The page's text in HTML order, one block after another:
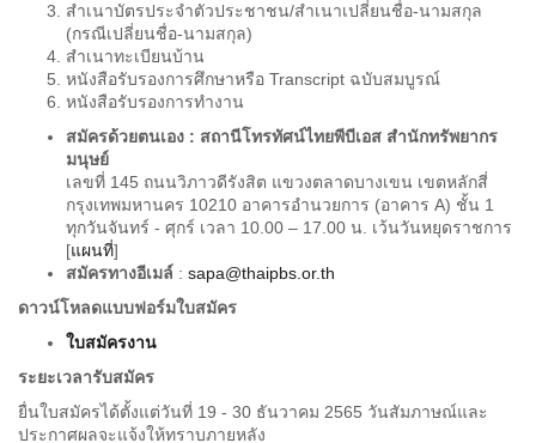
สำเนาบัตรประจำตัวประชาชน/สำเนาเปลี่ยนชื่อ-นามสกุล
(กรณีเปลี่ยนชื่อ-นามสกุล)
สำเนาทะเบียนบ้าน
หนังสือรับรองการศึกษาหรือ Transcript ฉบับสมบูรณ์
หนังสือรับรองการทำงาน
สมัครด้วยตนเอง : สถานีโทรทัศน์ไทยพีบีเอส สำนักทรัพยากร
มนุษย์
เลขที่ 145 ถนนวิภาวดีรังสิต แขวงตลาดบางเขน เขตหลักสี่
กรุงเทพมหานคร 10210 อาคารอำนวยการ (อาคาร A) ชั้น 1
ทุกวันจันทร์ - ศุกร์ เวลา 10.00 – 17.00 น. เว้นวันหยุดราชการ
[แผนที่]
สมัครทางอีเมล์ : sapa@thaipbs.or.th
ดาวน์โหลดแบบฟอร์มใบสมัคร
ใบสมัครงาน
ระยะเวลารับสมัคร
ยื่นใบสมัครได้ตั้งแต่วันที่ 19 - 30 ธันวาคม 2565 วันสัมภาษณ์และ
ประกาศผลจะแจ้งให้ทราบภายหลัง